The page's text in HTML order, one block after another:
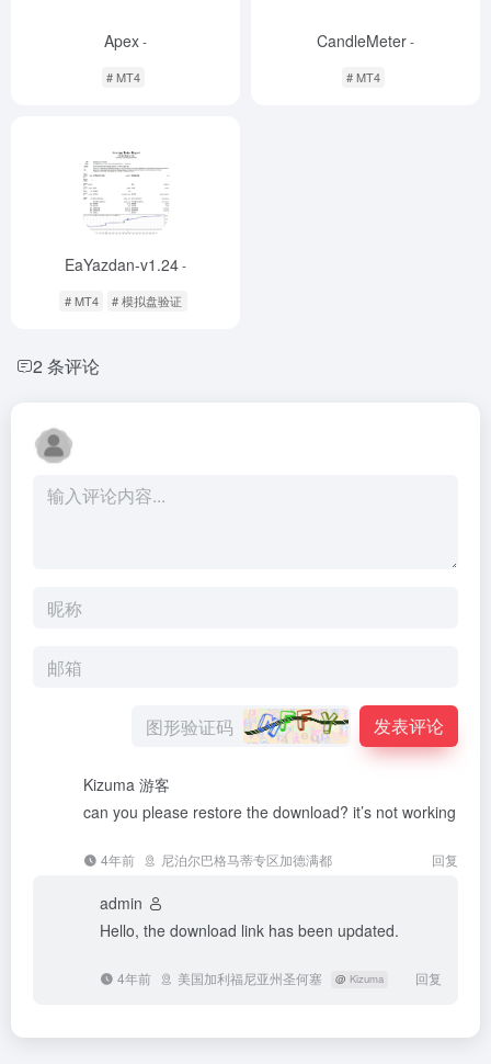
Apex-
# MT4
CandleMeter-
# MT4
EaYazdan-v1.24-
# MT4 # 模拟盘验证
2 条评论
发表评论
Kizuma 游客
can you please restore the download? it’s not working
4年前 尼泊尔巴格马蒂专区加德满都 回复
admin
Hello, the download link has been updated.
4年前 美国加利福尼亚州圣何塞 @ Kizuma 回复